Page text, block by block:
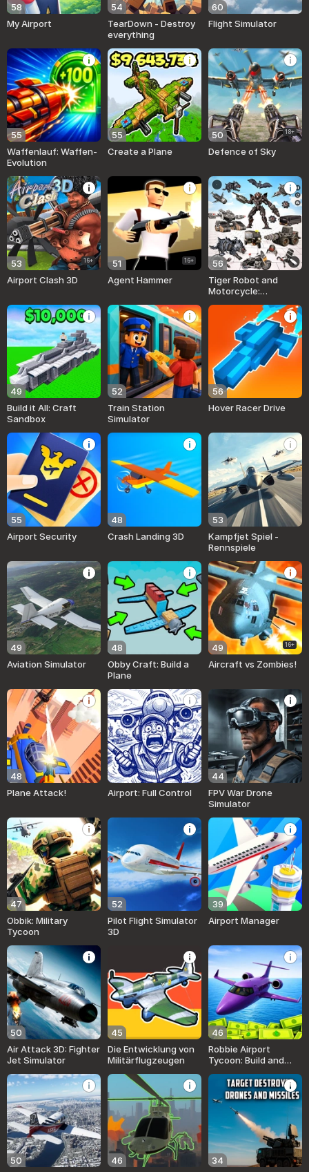
58
My Airport
54
TearDown - Destroy
everything
60
Flight Simulator
55
Waffenlauf: Waffen-
Evolution
55
Create a Plane
50 18+
Defence of Sky
53 16+
Airport Clash 3D
51 16+
Agent Hammer
56
Tiger Robot and
Motorcycle:
49
Build it All: Craft
Sandbox
52
Train Station
Simulator
56
Hover Racer Drive
55
Airport Security
48
Crash Landing 3D
53
Kampfjet Spiel -
Rennspiele
49
Aviation Simulator
48
Obby Craft: Build a
Plane
49 16+
Aircraft vs Zombies!
48
Plane Attack!
Airport: Full Control
44
FPV War Drone
Simulator
47
Obbik: Military
Tycoon
52
Pilot Flight Simulator
3D
39
Airport Manager
50
Air Attack 3D: Fighter
Jet Simulator
45
Die Entwicklung von
Militärflugzeugen
46
Robbie Airport
Tycoon: Build and
50
46
34